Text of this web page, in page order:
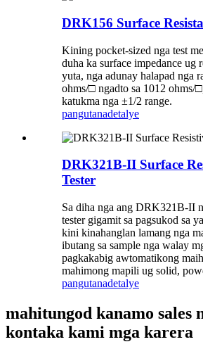
DRK156 Surface
Kining pocket-sized nga test
duha ka surface impedance ug
yuta, nga adunay halapad nga
ohms/□ ngadto sa 1012 ohms/
katukma nga ±1/2 range.
pangutanadetalye
DRK321B-II Surface
Tester
Sa diha nga ang DRK321B-II
tester gigamit sa pagsukod sa
kini kinahanglan lamang nga
ibutang sa sample nga walay
pagkakabig awtomatikong
mahimong mapili ug solid,
pangutanadetalye
mahitungod kanamo sales
kontaka kami mga karera